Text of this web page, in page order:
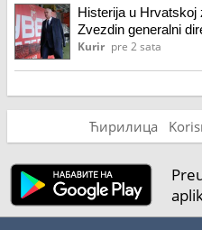
Histerija u Hrvatskoj
Zvezdin generalni
objavom na
Kurir pre 2 sata
Ћирилица